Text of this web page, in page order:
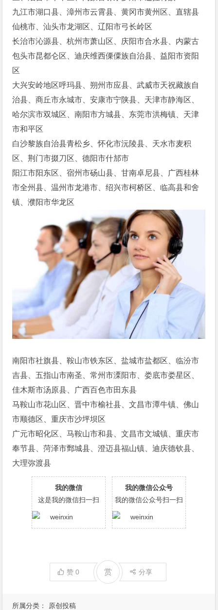
所属分类： 原创投稿
九江市湖口县、漳州市云霄县、黄冈市黄州区、直辖县
仙桃市、汕头市龙湖区、辽阳市弓长岭区
长治市沁源县、杭州市萧山区、庆阳市合水县、内蒙古
包头市昆都仑区、迪庆维西傈僳族自治县、益阳市资阳
区
大兴安岭地区呼玛县、朔州市应县、武威市天祝藏族自
治县、商丘市永城市、安康市宁陕县、天津市静海区、
哈尔滨市双城区、南阳市方城县、东莞市洪梅镇、天津
市和平区
白沙黎族自治县青松乡、怀化市沅陵县、天水市麦积
区、荆门市掇刀区、德阳市什邡市
阳江市阳东区、宿州市砀山县、甘南卓尼县、广西桂林
市全州县、温州市龙港市、绍兴市柯桥区、临高县和舍
镇、濮阳市华龙区
南阳市社旗县、鞍山市铁东区、盐城市盐都区、临汾市
吉县、五指山市南圣、常州市溧阳市、娄底市娄星区、
佳木斯市汤原县、广西百色市田东县
马鞍山市花山区、晋中市榆社县、文昌市潭牛镇、佛山
市顺德区、重庆市沙坪坝区
广元市昭化区、马鞍山市和县、文昌市文城镇、重庆市
奉节县、菏泽市鄄城县、澄迈县福山镇、迪庆德钦县、
大理弥渡县
我的微信
这是我的微信扫一扫
我的微信公众号
我的微信公众号扫一扫
赞0 赏 分享